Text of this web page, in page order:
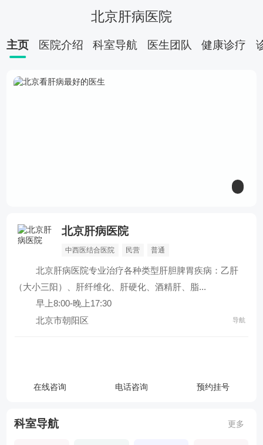
北京肝病医院
主页 医院介绍 科室导航 医生团队 健康诊疗
查看全部科室
北京肝病医院
中西医结合医院 民营 普通
北京肝病医院专业治疗各种类型肝胆脾胃疾病：乙肝
（大小三阳）、肝纤维化、肝硬化、酒精肝、脂...
早上8:00-晚上17:30
北京市朝阳区
导航
在线咨询 电话咨询 预约挂号
科室导航 更多